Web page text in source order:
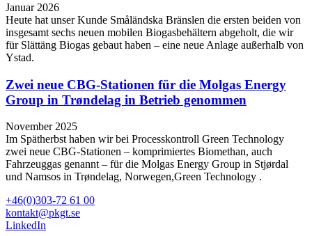
Januar 2026
Heute hat unser Kunde Småländska Bränslen die ersten beiden von
insgesamt sechs neuen mobilen Biogasbehältern abgeholt, die wir
für Slättäng Biogas gebaut haben – eine neue Anlage außerhalb von
Ystad.
Zwei neue CBG-Stationen für die Molgas Energy
Group in Trøndelag in Betrieb genommen
November 2025
Im Spätherbst haben wir bei Processkontroll Green Technology
zwei neue CBG-Stationen – komprimiertes Biomethan, auch
Fahrzeuggas genannt – für die Molgas Energy Group in Stjørdal
und Namsos in Trøndelag, Norwegen,Green Technology .
+46(0)303-72 61 00
kontakt@pkgt.se
LinkedIn